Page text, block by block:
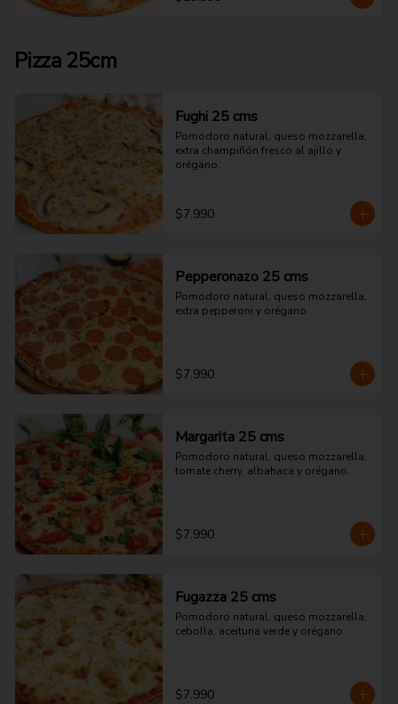
Pizza 25cm
Fughi 25 cms
Pomodoro natural, queso mozzarella,
extra champiñón fresco al ajillo y
orégano.
$7.990
Pepperonazo 25 cms
Pomodoro natural, queso mozzarella,
extra pepperoni y orégano.
$7.990
Margarita 25 cms
Pomodoro natural, queso mozzarella,
tomate cherry, albahaca y orégano.
$7.990
Fugazza 25 cms
Pomodoro natural, queso mozzarella,
cebolla, aceituna verde y orégano.
$7.990